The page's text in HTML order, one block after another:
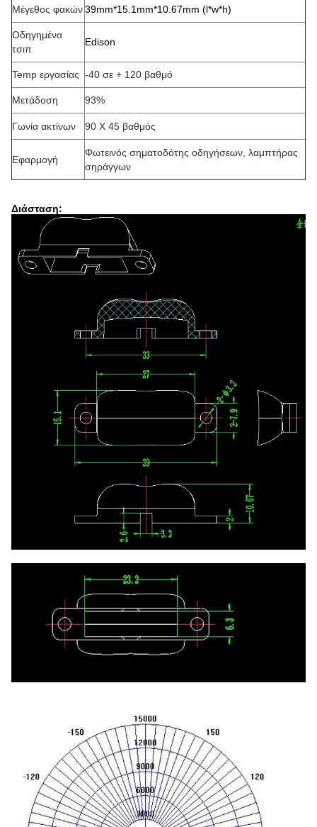
Μέγεθος φακών39mm*15.1mm*10.67mm (l*w*h)
Οδηγημένα
τσιπ
Edison
Temp εργασίας -40 σε + 120 βαθμό
Μετάδοση 93%
Γωνία ακτίνων 90 X 45 βαθμός
Εφαρμογή
Φωτεινός σηματοδότης οδηγήσεων, λαμπτήρας
σηράγγων
Διάσταση: